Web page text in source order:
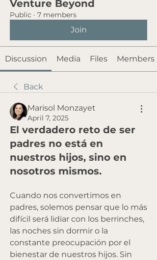
Venture Beyond
Public · 7 members
Join
Discussion Media Files Members
Back
Marisol Monzayet
April 7, 2025
El verdadero reto de ser
padres no está en
nuestros hijos, sino en
nosotros mismos.
Cuando nos convertimos en
padres, solemos pensar que lo más
difícil será lidiar con los berrinches,
las noches sin dormir o la
constante preocupación por el
bienestar de nuestros hijos. Sin